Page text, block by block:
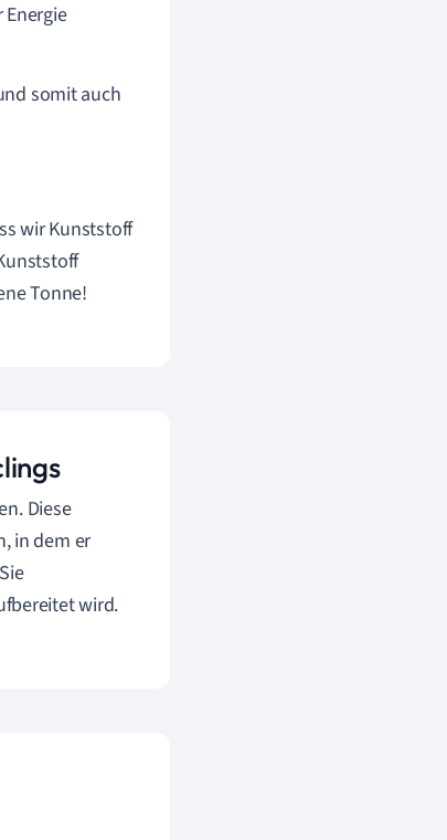
somit auch
wir Kunststoff
Tonne!
Diese
in dem er
wird.